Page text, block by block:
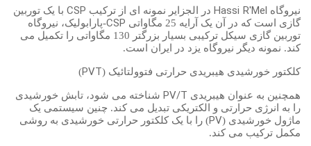
نیروگاه Hassi R'Mel در الجزایر نمونه ای از ترکیب CSP با یک توربین
گازی است که در آن یک آرایه 25 مگاواتی
CSP-پارابولیک، نیروگاه
توربین گازی سیکل ترکیبی بسیار بزرگتر 130 مگاواتی را تکمیل می
کند. نمونه دیگر نیروگاه یزد در ایران است.
کلکتور خورشیدی هیبریدی حرارتی فتوولتائیک (PVT
)
همچنین به عنوان هیبریدی PV/T شناخته می شود، تابش خورشیدی
را به انرژی حرارتی و الکتریکی تبدیل می کند. چنین سیستمی یک
ماژول خورشیدی (PV) را با یک کلکتور حرارتی خورشیدی به روشی
مکمل ترکیب می کند.